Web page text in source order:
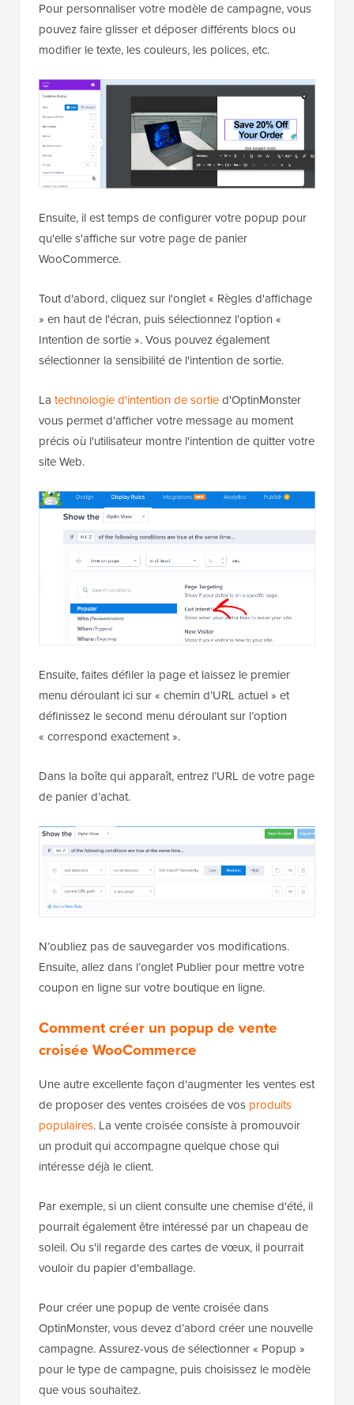
Pour personnaliser votre modèle de campagne, vous
pouvez faire glisser et déposer différents blocs ou
modifier le texte, les couleurs, les polices, etc.
Ensuite, il est temps de configurer votre popup pour
qu'elle s'affiche sur votre page de panier
WooCommerce.
Tout d'abord, cliquez sur l'onglet « Règles d'affichage
» en haut de l'écran, puis sélectionnez l'option «
Intention de sortie ». Vous pouvez également
sélectionner la sensibilité de l'intention de sortie.
La technologie d'intention de sortied'OptinMonster
vous permet d'afficher votre message au moment
précis où l'utilisateur montre l'intention de quitter votre
site Web.
Ensuite, faites défiler la page et laissez le premier
menu déroulant ici sur « chemin d’URL actuel » et
définissez le second menu déroulant sur l’option
« correspond exactement ».
Dans la boîte qui apparaît, entrez l’URL de votre page
de panier d’achat.
N’oubliez pas de sauvegarder vos modifications.
Ensuite, allez dans l’onglet Publier pour mettre votre
coupon en ligne sur votre boutique en ligne.
Comment créer un popup de vente
croisée WooCommerce
Une autre excellente façon d'augmenter les ventes est
de proposer des ventes croisées de vos produits
populaires. La vente croisée consiste à promouvoir
un produit qui accompagne quelque chose qui
intéresse déjà le client.
Par exemple, si un client consulte une chemise d'été, il
pourrait également être intéressé par un chapeau de
soleil. Ou s'il regarde des cartes de vœux, il pourrait
vouloir du papier d'emballage.
Pour créer une popup de vente croisée dans
OptinMonster, vous devez d’abord créer une nouvelle
campagne. Assurez-vous de sélectionner « Popup »
pour le type de campagne, puis choisissez le modèle
que vous souhaitez.